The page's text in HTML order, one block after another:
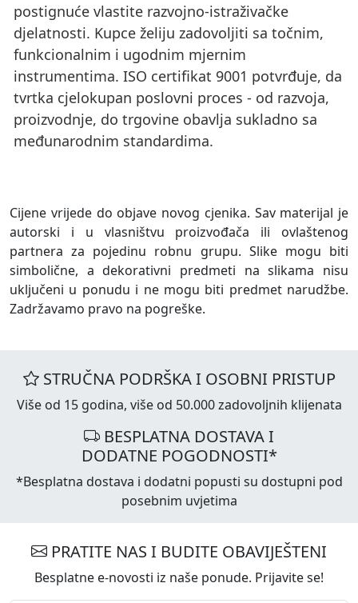
postignuće vlastite razvojno-istraživačke
djelatnosti. Kupce želiju zadovoljiti sa točnim,
funkcionalnim i ugodnim mjernim
instrumentima. ISO certifikat 9001 potvrđuje, da
tvrtka cjelokupan poslovni proces - od razvoja,
proizvodnje, do trgovine obavlja sukladno sa
međunarodnim standardima.
Cijene vrijede do objave novog cjenika. Sav materijal je
autorski i u vlasništvu proizvođača ili ovlaštenog
partnera za pojedinu robnu grupu. Slike mogu biti
simbolične, a dekorativni predmeti na slikama nisu
uključeni u ponudu i ne mogu biti predmet narudžbe.
Zadržavamo pravo na pogreške.
STRUČNA PODRŠKA I OSOBNI PRISTUP
Više od 15 godina, više od 50.000 zadovoljnih klijenata
BESPLATNA DOSTAVA I
DODATNE POGODNOSTI*
*Besplatna dostava i dodatni popusti su dostupni pod
posebnim uvjetima
PRATITE NAS I BUDITE OBAVIJEŠTENI
Besplatne e-novosti iz naše ponude. Prijavite se!